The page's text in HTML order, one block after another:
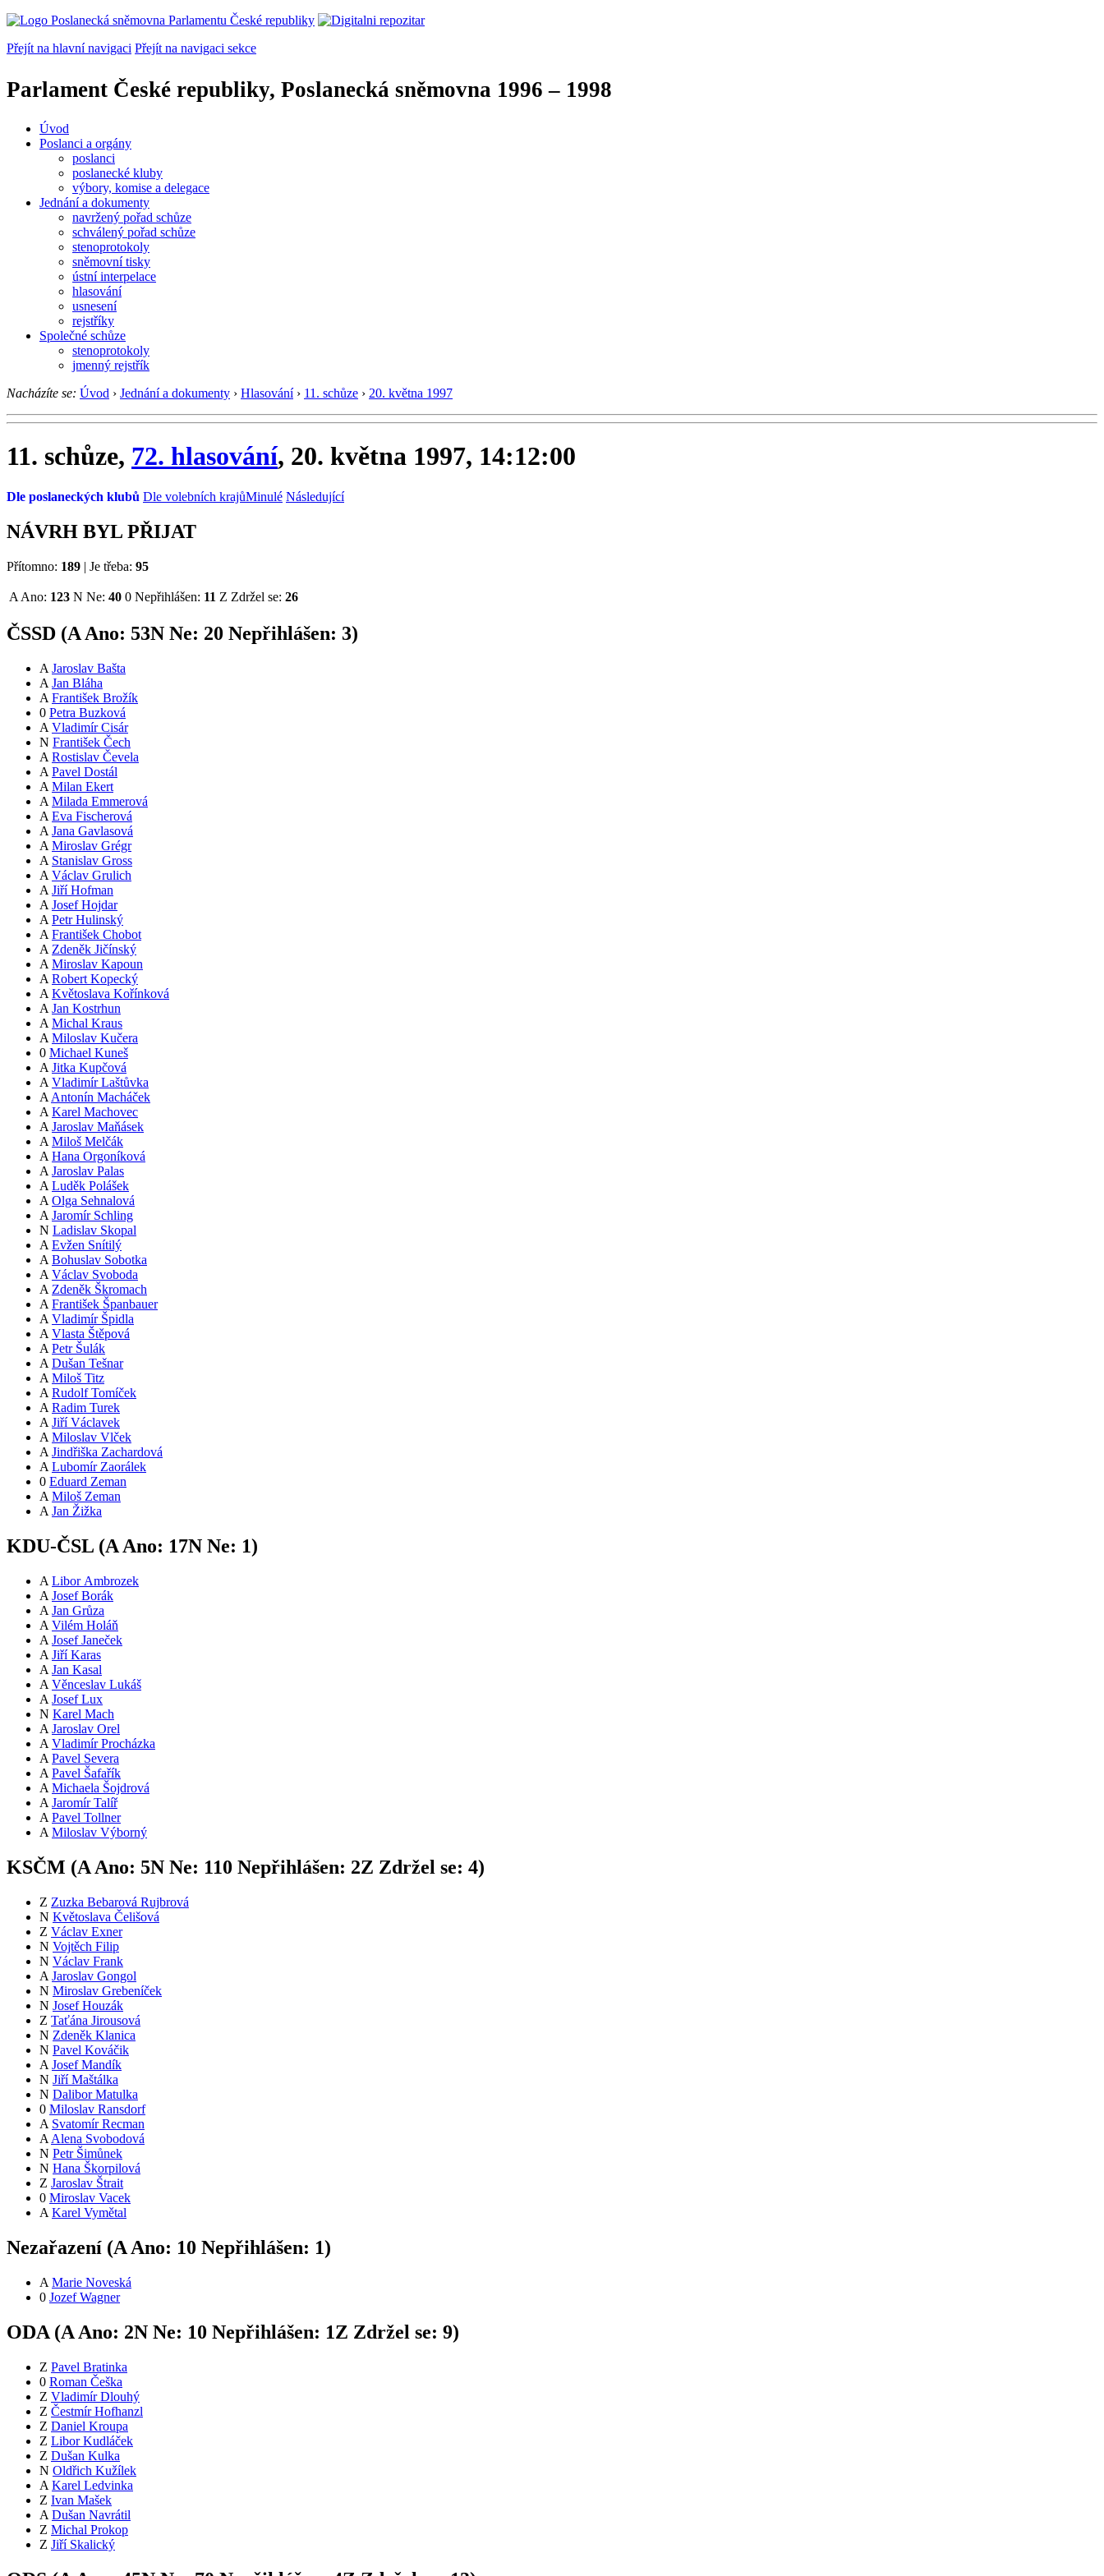
Přejít na hlavní navigaci Přejít na navigaci sekce
Parlament České republiky, Poslanecká sněmovna 1996 – 1998
Úvod
Poslanci a orgány
poslanci
poslanecké kluby
výbory, komise a delegace
Jednání a dokumenty
navržený pořad schůze
schválený pořad schůze
stenoprotokoly
sněmovní tisky
ústní interpelace
hlasování
usnesení
rejstříky
Společné schůze
stenoprotokoly
jmenný rejstřík
Nacházíte se: Úvod › Jednání a dokumenty › Hlasování › 11. schůze › 20. května 1997
11. schůze, 72. hlasování, 20. května 1997, 14:12:00
Dle poslaneckých klubů Dle volebních krajůMinulé Následující
NÁVRH BYL PŘIJAT
Přítomno: 189 | Je třeba: 95
A Ano: 123 N Ne: 40 0 Nepřihlášen: 11 Z Zdržel se: 26
ČSSD (AAno: 53N Ne: 20 Nepřihlášen: 3)
A Jaroslav Bašta
A Jan Bláha
A František Brožík
0 Petra Buzková
A Vladimír Cisár
N František Čech
A Rostislav Čevela
A Pavel Dostál
A Milan Ekert
A Milada Emmerová
A Eva Fischerová
A Jana Gavlasová
A Miroslav Grégr
A Stanislav Gross
A Václav Grulich
A Jiří Hofman
A Josef Hojdar
A Petr Hulinský
A František Chobot
A Zdeněk Jičínský
A Miroslav Kapoun
A Robert Kopecký
A Květoslava Kořínková
A Jan Kostrhun
A Michal Kraus
A Miloslav Kučera
0 Michael Kuneš
A Jitka Kupčová
A Vladimír Laštůvka
A Antonín Macháček
A Karel Machovec
A Jaroslav Maňásek
A Miloš Melčák
A Hana Orgoníková
A Jaroslav Palas
A Luděk Polášek
A Olga Sehnalová
A Jaromír Schling
N Ladislav Skopal
A Evžen Snítilý
A Bohuslav Sobotka
A Václav Svoboda
A Zdeněk Škromach
A František Španbauer
A Vladimír Špidla
A Vlasta Štěpová
A Petr Šulák
A Dušan Tešnar
A Miloš Titz
A Rudolf Tomíček
A Radim Turek
A Jiří Václavek
A Miloslav Vlček
A Jindřiška Zachardová
A Lubomír Zaorálek
0 Eduard Zeman
A Miloš Zeman
A Jan Žižka
KDU-ČSL (AAno: 17N Ne: 1)
A Libor Ambrozek
A Josef Borák
A Jan Grůza
A Vilém Holáň
A Josef Janeček
A Jiří Karas
A Jan Kasal
A Věnceslav Lukáš
A Josef Lux
N Karel Mach
A Jaroslav Orel
A Vladimír Procházka
A Pavel Severa
A Pavel Šafařík
A Michaela Šojdrová
A Jaromír Talíř
A Pavel Tollner
A Miloslav Výborný
KSČM (A Ano: 5N Ne: 110 Nepřihlášen: 2Z Zdržel se: 4)
Z Zuzka Bebarová Rujbrová
N Květoslava Čelišová
Z Václav Exner
N Vojtěch Filip
N Václav Frank
A Jaroslav Gongol
N Miroslav Grebeníček
N Josef Houzák
Z Taťána Jirousová
N Zdeněk Klanica
N Pavel Kováčik
A Josef Mandík
N Jiří Maštálka
N Dalibor Matulka
0 Miloslav Ransdorf
A Svatomír Recman
A Alena Svobodová
N Petr Šimůnek
N Hana Škorpilová
Z Jaroslav Štrait
0 Miroslav Vacek
A Karel Vymětal
Nezařazení (A Ano: 10 Nepřihlášen: 1)
A Marie Noveská
0 Jozef Wagner
ODA (A Ano: 2N Ne: 10 Nepřihlášen: 1Z Zdržel se: 9)
Z Pavel Bratinka
0 Roman Češka
Z Vladimír Dlouhý
Z Čestmír Hofhanzl
Z Daniel Kroupa
Z Libor Kudláček
Z Dušan Kulka
N Oldřich Kužílek
A Karel Ledvinka
Z Ivan Mašek
A Dušan Navrátil
Z Michal Prokop
Z Jiří Skalický